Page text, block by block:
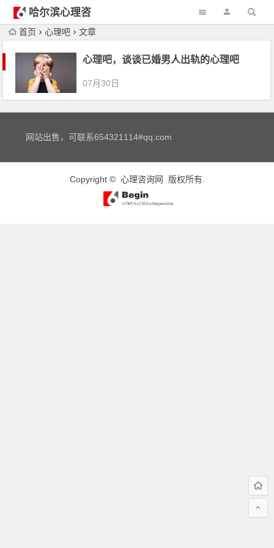
哈尔滨心理咨
询首页 心理吧 文章
心理吧，谈谈已婚男人出轨的心理吧
07月30日
网站出售，可联系654321114#qq.com
Copyright © 心理咨询网 版权所有.